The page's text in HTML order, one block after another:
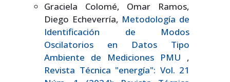
Graciela Colomé, Omar Ramos,
Diego Echeverría, Metodología de
Identificación de Modos
Oscilatorios en Datos Tipo
Ambiente de Mediciones PMU ,
Revista Técnica "energía": Vol. 21